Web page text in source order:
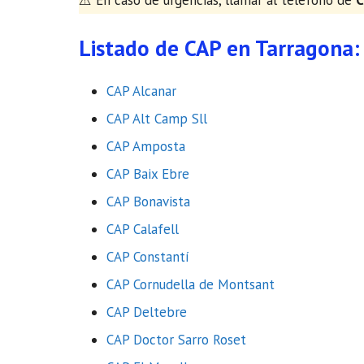
Listado de CAP en Tarragona:
CAP Alcanar
CAP Alt Camp Sll
CAP Amposta
CAP Baix Ebre
CAP Bonavista
CAP Calafell
CAP Constantí
CAP Cornudella de Montsant
CAP Deltebre
CAP Doctor Sarro Roset